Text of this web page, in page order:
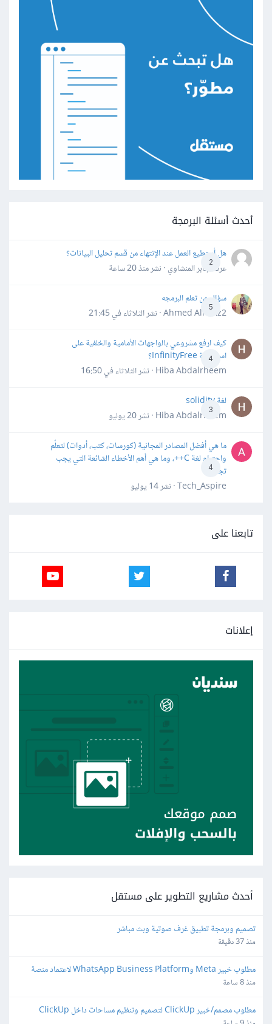
أحدث أسئلة البرمجة
2
هل أستطيع العمل عند الإنتهاء من قسم تحليل البيانات؟
عرفه جابر المنشاوي · نشرمنذ 20 ساعة
5
سؤال عن تعلم البرمجه
Ahmed Alhafiz2 · نشر
الثلاثاء في 21:45
4
كيف ارفع مشروعي بالواجهات الأمامية والخلفية على
استضافة InfinityFree؟
Hiba Abdalrheem · نشر
الثلاثاء في 16:50
3
لغة solidity
Hiba Abdalrheem · نشر
20 يوليو
4
ما هي أفضل المصادر المجانية (كورسات، كتب، أدوات) لتعلّم
واحترام لغة C++، وما هي أهم الأخطاء الشائعة التي يجب
تجنبها؟
Tech_Aspire · نشر
14 يوليو
تابعنا على
إعلانات
أحدث مشاريع التطوير على مستقل
تصميم وبرمجة تطبيق غرف صوتية وبث مباشر
منذ 37 دقيقة
واتساب
منذ 8 ساعة
مطلوب مصمم/خبير ClickUp لتصميم وتنظيم مساحات داخل ClickUp